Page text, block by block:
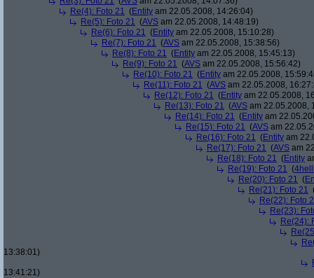
Re(4): Foto 21 (Entity am 22.05.2008, 14:26:04)
Re(5): Foto 21 (AVS am 22.05.2008, 14:48:19)
Re(6): Foto 21 (Entity am 22.05.2008, 15:10:28)
Re(7): Foto 21 (AVS am 22.05.2008, 15:38:56)
Re(8): Foto 21 (Entity am 22.05.2008, 15:45:13)
Re(9): Foto 21 (AVS am 22.05.2008, 15:56:42)
Re(10): Foto 21 (Entity am 22.05.2008,
Re(11): Foto 21 (AVS am 22.05.2008,
Re(12): Foto 21 (Entity am 22.05.2008,
Re(13): Foto 21 (AVS am 22.05.2008,
Re(14): Foto 21 (Entity am
Re(15): Foto 21 (AVS am
Re(16): Foto 21 (Entity am
Re(17): Foto 21 (AVS am
Re(18): Foto 21 (Entity
Re(19): Foto 21 (
Re(20): Foto 21 (
Re(21): Foto 21
Re(22): Foto
Re(23):
Re(24):
13:38:01)
13:41:21)